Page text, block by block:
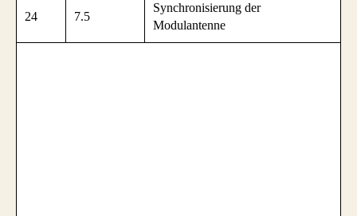
24 7.5
Synchronisierung der
Modulantenne